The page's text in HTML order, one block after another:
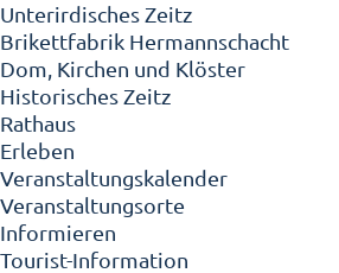
Unterirdisches Zeitz
Brikettfabrik Hermannschacht
Dom, Kirchen und Klöster
Historisches Zeitz
Rathaus
Erleben
Veranstaltungskalender
Veranstaltungsorte
Informieren
Tourist-Information